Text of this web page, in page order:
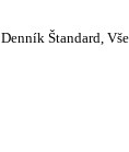
Denník Štandard,